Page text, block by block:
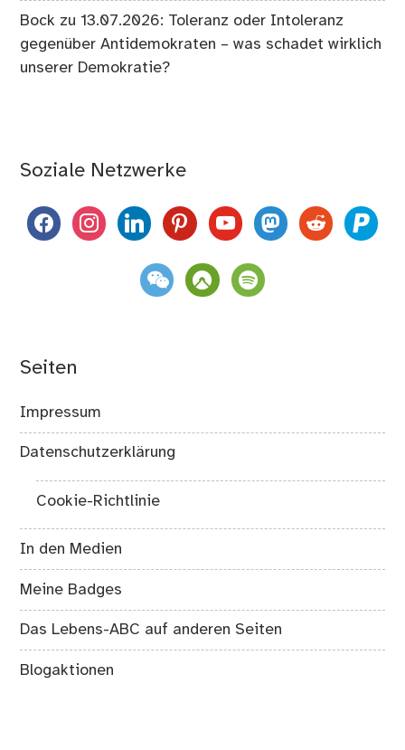
Bock zu13.07.2026: Toleranz oder Intoleranz
gegenüber Antidemokraten – was schadet wirklich
unserer Demokratie?
Soziale Netzwerke
facebookinstagramlinkedinpinterestyoutubemastodon
reddit paypal
weixin komootspotify
Seiten
Impressum
Datenschutzerklärung
Cookie-Richtlinie
In den Medien
Meine Badges
Das Lebens-ABC auf anderen Seiten
Blogaktionen